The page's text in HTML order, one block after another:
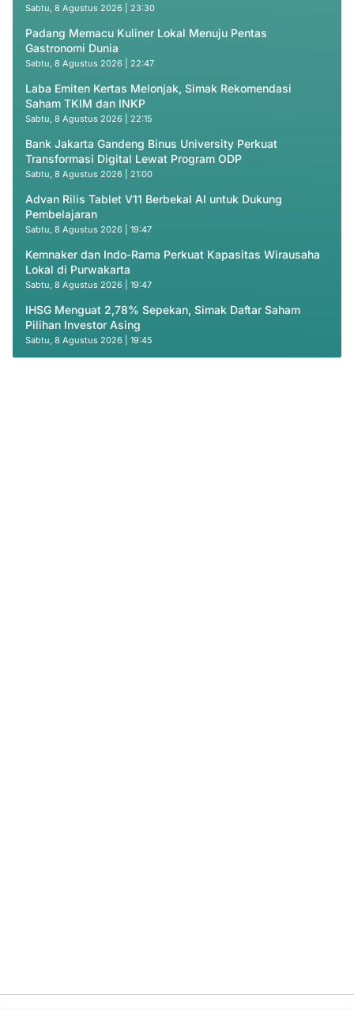
Sabtu, 8 Agustus 2026 | 23:30
Padang Memacu Kuliner Lokal Menuju Pentas
Gastronomi Dunia
Sabtu, 8 Agustus 2026 | 22:47
Laba Emiten Kertas Melonjak, Simak Rekomendasi
Saham TKIM dan INKP
Sabtu, 8 Agustus 2026 | 22:15
Bank Jakarta Gandeng Binus University Perkuat
Transformasi Digital Lewat Program ODP
Sabtu, 8 Agustus 2026 | 21:00
Advan Rilis Tablet V11 Berbekal AI untuk Dukung
Pembelajaran
Sabtu, 8 Agustus 2026 | 19:47
Kemnaker dan Indo-Rama Perkuat Kapasitas Wirausaha
Lokal di Purwakarta
Sabtu, 8 Agustus 2026 | 19:47
IHSG Menguat 2,78% Sepekan, Simak Daftar Saham
Pilihan Investor Asing
Sabtu, 8 Agustus 2026 | 19:45